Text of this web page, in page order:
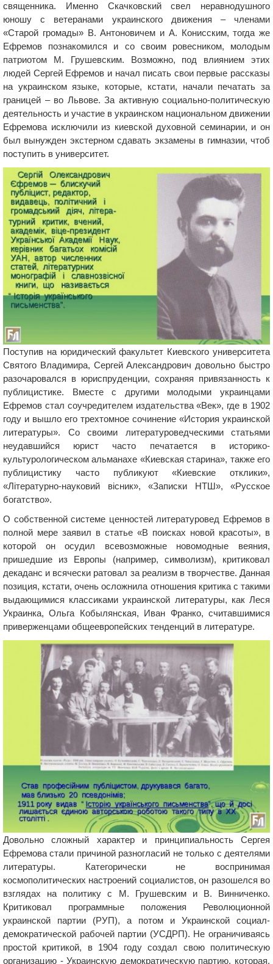
священника. Именно Скачковский свел неравнодушного
юношу с ветеранами украинского движения – членами
«Старой громады» В. Антоновичем и А. Конисским, тогда же
Ефремов познакомился и со своим ровесником, молодым
патриотом М. Грушевским. Возможно, под влиянием этих
людей Сергей Ефремов и начал писать свои первые рассказы
на украинском языке, которые, кстати, начали печатать за
границей – во Львове. За активную социально-политическую
деятельность и участие в украинском национальном движении
Ефремова исключили из киевской духовной семинарии, и он
был вынужден экстерном сдавать экзамены в гимназии, чтоб
поступить в университет.
Поступив на юридический факультет Киевского университета
Святого Владимира, Сергей Александрович довольно быстро
разочаровался в юриспруденции, сохраняя привязанность к
публицистике. Вместе с другими молодыми украинцами
Ефремов стал соучредителем издательства «Век», где в 1902
году и вышло его трехтомное сочинение «История украинской
литературы». Со своими литературоведческими статьями
неудавшийся юрист часто печатается в историко-
культурологическом альманахе «Киевская старина», также его
публицистику часто публикуют «Киевские отклики»,
«Лiтературно-науковий вiсник», «Записки НТШ», «Русское
богатство».
О собственной системе ценностей литературовед Ефремов в
полной мере заявил в статье «В поисках новой красоты», в
которой он осудил всевозможные новомодные веяния,
пришедшие из Европы (например, символизм), критиковал
декаданс и всячески ратовал за реализм в творчестве. Данная
позиция, кстати, очень осложнила отношения критика с такими
выдающимися классиками украинской литературы, как Леся
Украинка, Ольга Кобылянская, Иван Франко, считавшимися
приверженцами общеевропейских тенденций в литературе.
Довольно сложный характер и принципиальность Сергея
Ефремова стали причиной разногласий не только с деятелями
литературы. Категорически не воспринимая
космополитических настроений социалистов, он разошелся во
взглядах на политику с М. Грушевским и В. Винниченко.
Критиковал программные положения Революционной
украинской партии (РУП), а потом и Украинской социал-
демократической рабочей партии (УСДРП). Не ограничиваясь
простой критикой, в 1904 году создал свою политическую
организацию - Украинскую демократическую партию, которая,